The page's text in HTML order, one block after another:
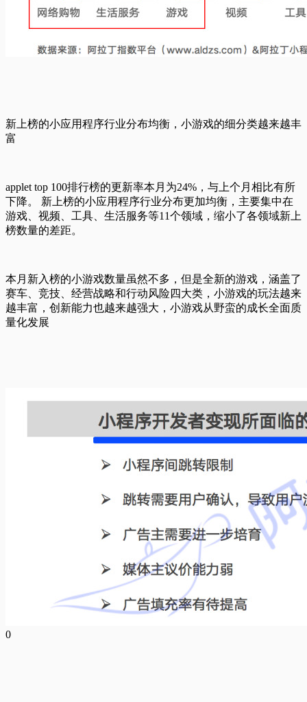
新上榜的小应用程序行业分布均衡，小游戏的细分类越来越丰
富
applet top 100排行榜的更新率本月为24%，与上个月相比有所
下降。 新上榜的小应用程序行业分布更加均衡，主要集中在
游戏、视频、工具、生活服务等11个领域，缩小了各领域新上
榜数量的差距。
本月新入榜的小游戏数量虽然不多，但是全新的游戏，涵盖了
赛车、竞技、经营战略和行动风险四大类，小游戏的玩法越来
越丰富，创新能力也越来越强大，小游戏从野蛮的成长全面质
量化发展
0